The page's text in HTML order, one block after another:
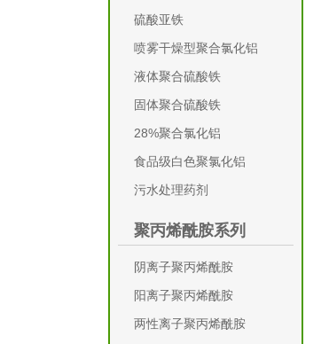
硫酸亚铁
喷雾干燥型聚合氯化铝
液体聚合硫酸铁
固体聚合硫酸铁
28%聚合氯化铝
食品级白色聚氯化铝
污水处理药剂
聚丙烯酰胺系列
阴离子聚丙烯酰胺
阳离子聚丙烯酰胺
两性离子聚丙烯酰胺